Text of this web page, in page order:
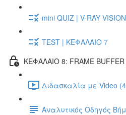
mini QUIZ | V-RAY
TEST | ΚΕΦΑΛΑΙΟ 7
ΚΕΦΑΛΑΙΟ 8: FRAME BUFFER
Διδασκαλία με Video
Αναλυτικός Οδηγός